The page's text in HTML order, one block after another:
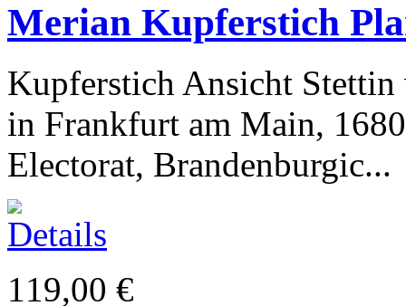
Merian Kupferstich
Kupferstich Ansicht
in Frankfurt am Main,
Electorat, Brandenburgic...
119,00 €